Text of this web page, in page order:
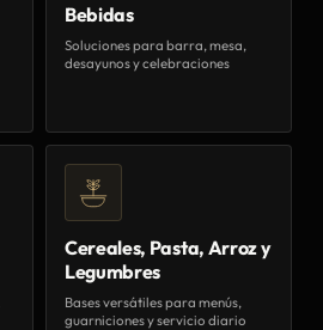
Bebidas
Soluciones para barra, mesa,
desayunos y celebraciones
Cereales, Pasta, Arroz y
Legumbres
Bases versátiles para menús,
guarniciones y servicio diario